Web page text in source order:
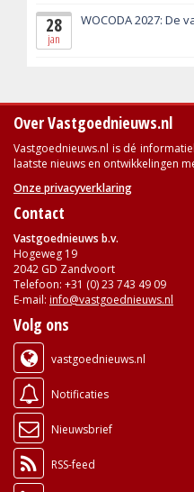
28
jan
WOCODA 2027: De
Over Vastgoednieuws.nl
Vastgoednieuws.nl is dé
laatste nieuws en ontwikkelingen
Onze privacyverklaring
Contact
Vastgoednieuws b.v.
Hogeweg 19
2042 GD Zandvoort
Telefoon: +31 (0) 23 743 49 09
E-mail: info@vastgoednieuws.nl
Volg ons
vastgoednieuws.nl
Notificaties
Nieuwsbrief
RSS-feed